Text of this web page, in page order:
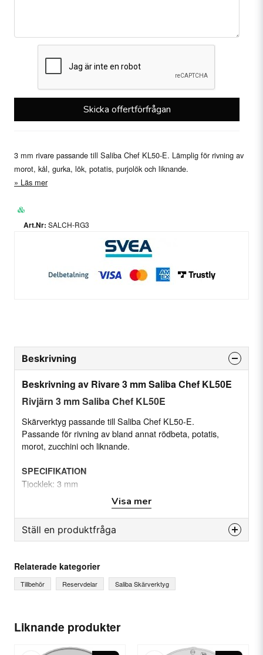
Skicka offertförfrågan
3 mm rivare passande till Saliba Chef KL50-E. Lämplig för rivning av
morot, kål, gurka, lök, potatis, purjolök och liknande.
Läs mer
SALCH-RG3
Liknande produkter
Beskrivning
Beskrivning av Rivare 3 mm Saliba Chef KL50E
Rivjärn 3 mm Saliba Chef KL50E
Skärverktyg passande till Saliba Chef KL50-E.
Passande för rivning av bland annat rödbeta, potatis,
morot, zucchini och liknande.
SPECIFIKATION
Tjocklek: 3 mm
Passar till Saliba Chef Kl-50ESe produkten
Visa mer
Ställ en produktfråga
Fråga oss något om denna produkten...
Ditt namn
Relaterade kategorier
Tillbehör Reservdelar Saliba Skärverktyg